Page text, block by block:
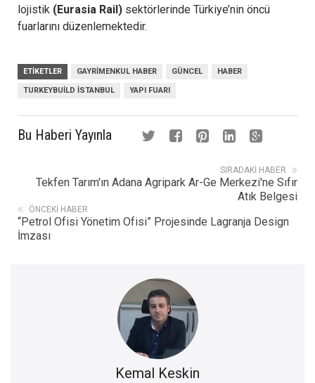
lojistik (Eurasia Rail) sektörlerinde Türkiye’nin öncü
fuarlarını düzenlemektedir.
ETIKETLER GAYRIMENKUL HABER GÜNCEL HABER
TURKEYBUILD ISTANBUL YAPI FUARI
Bu Haberi Yayınla
SIRADAKI HABER
Tekfen Tarım'ın Adana Agripark Ar-Ge Merkezi'ne Sıfır
Atık Belgesi
ÖNCEKI HABER
“Petrol Ofisi Yönetim Ofisi” Projesinde Lagranja Design
İmzası
Kemal Keskin